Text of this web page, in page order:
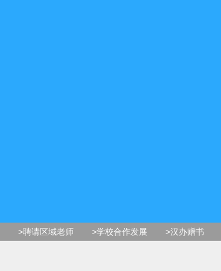
>聘请区域老师 >学校合作发展 >汉办赠书